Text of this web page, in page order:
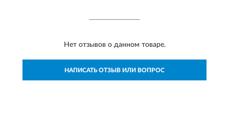
Нет отзывов о данном товаре.
НАПИСАТЬ ОТЗЫВ ИЛИ ВОПРОС